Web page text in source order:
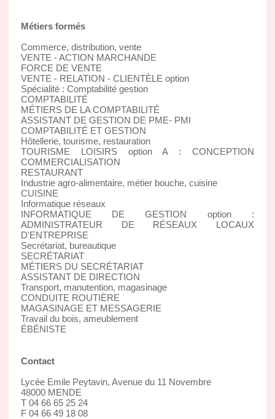
Métiers formés
Commerce, distribution, vente
VENTE - ACTION MARCHANDE
FORCE DE VENTE
VENTE - RELATION - CLIENTÈLE option
Spécialité : Comptabilité gestion
COMPTABILITÉ
MÉTIERS DE LA COMPTABILITÉ
ASSISTANT DE GESTION DE PME- PMI
COMPTABILITÉ ET GESTION
Hôtellerie, tourisme, restauration
TOURISME LOISIRS option A : CONCEPTION
COMMERCIALISATION
RESTAURANT
Industrie agro-alimentaire, métier bouche, cuisine
CUISINE
Informatique réseaux
INFORMATIQUE DE GESTION option :
ADMINISTRATEUR DE RÉSEAUX LOCAUX
D'ENTREPRISE
Secrétariat, bureautique
SECRÉTARIAT
MÉTIERS DU SECRÉTARIAT
ASSISTANT DE DIRECTION
Transport, manutention, magasinage
CONDUITE ROUTIÈRE
MAGASINAGE ET MESSAGERIE
Travail du bois, ameublement
ÉBÉNISTE
Contact
Lycée Emile Peytavin, Avenue du 11 Novembre
48000 MENDE
T 04 66 65 25 24
F 04 66 49 18 08